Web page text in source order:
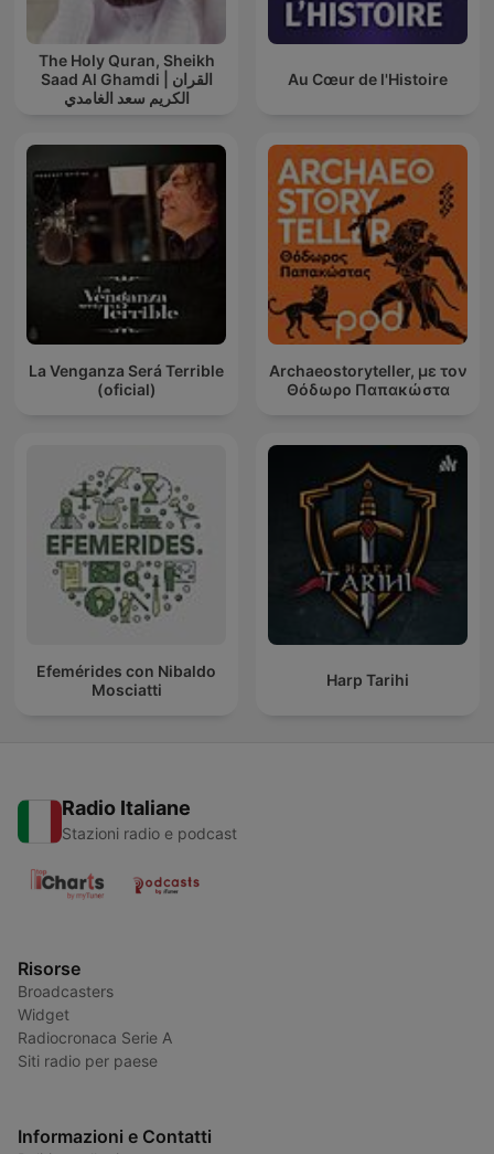
The Holy Quran, Sheikh
Saad Al Ghamdi | القران
الكريم سعد الغامدي
Au Cœur de l'Histoire
La Venganza Será Terrible
(oficial)
Archaeostoryteller, με τον
Θόδωρο Παπακώστα
Efemérides con Nibaldo
Mosciatti
Harp Tarihi
Radio Italiane
Stazioni radio e podcast
Risorse
Broadcasters
Widget
Radiocronaca Serie A
Siti radio per paese
Informazioni e Contatti